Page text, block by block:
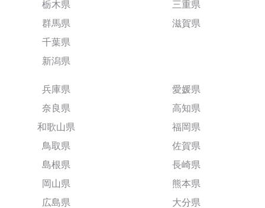
栃木県
群馬県
千葉県
新潟県
三重県
滋賀県
兵庫県
奈良県
和歌山県
鳥取県
島根県
岡山県
広島県
愛媛県
高知県
福岡県
佐賀県
長崎県
熊本県
大分県